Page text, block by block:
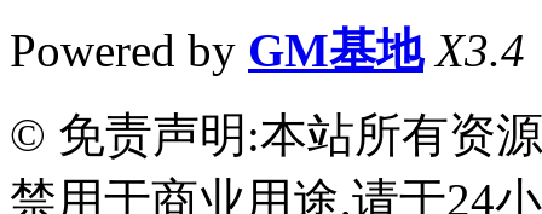
Powered by GM基地 X3.4
© 免责声明:本站所有资
禁用于商业用途,请于24